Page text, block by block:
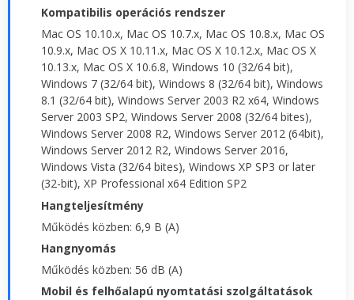
Kompatibilis operációs rendszer
Mac OS 10.10.x, Mac OS 10.7.x, Mac OS 10.8.x, Mac OS
10.9.x, Mac OS X 10.11.x, Mac OS X 10.12.x, Mac OS X
10.13.x, Mac OS X 10.6.8, Windows 10 (32/64 bit),
Windows 7 (32/64 bit), Windows 8 (32/64 bit), Windows
8.1 (32/64 bit), Windows Server 2003 R2 x64, Windows
Server 2003 SP2, Windows Server 2008 (32/64 bites),
Windows Server 2008 R2, Windows Server 2012 (64bit),
Windows Server 2012 R2, Windows Server 2016,
Windows Vista (32/64 bites), Windows XP SP3 or later
(32-bit), XP Professional x64 Edition SP2
Hangteljesítmény
Működés közben: 6,9 B (A)
Hangnyomás
Működés közben: 56 dB (A)
Mobil és felhőalapú nyomtatási szolgáltatások